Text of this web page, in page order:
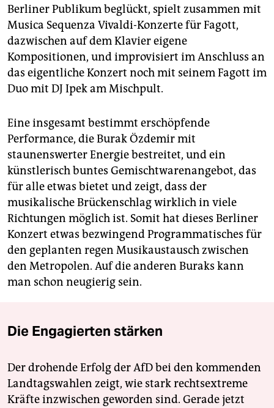
Berliner Publikum beglückt, spielt zusammen mit
Musica Sequenza Vivaldi-Konzerte für Fagott,
dazwischen auf dem Klavier eigene
Kompositionen, und improvisiert im Anschluss an
das eigentliche Konzert noch mit seinem Fagott im
Duo mit DJ Ipek am Mischpult.
Eine insgesamt bestimmt erschöpfende
Performance, die Burak Özdemir mit
staunenswerter Energie bestreitet, und ein
künstlerisch buntes Gemischtwarenangebot, das
für alle etwas bietet und zeigt, dass der
musikalische Brückenschlag wirklich in viele
Richtungen möglich ist. Somit hat dieses Berliner
Konzert etwas bezwingend Programmatisches für
den geplanten regen Musikaustausch zwischen
den Metropolen. Auf die anderen Buraks kann
man schon neugierig sein.
Die Engagierten stärken
Der drohende Erfolg der AfD bei den kommenden
Landtagswahlen zeigt, wie stark rechtsextreme
Kräfte inzwischen geworden sind. Gerade jetzt